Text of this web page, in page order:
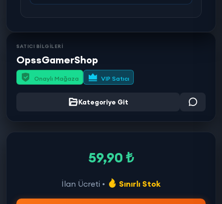
SATICI BİLGİLERİ
OpssGamerShop
Onaylı Mağaza VIP Satıcı
Kategoriye Git
59,90 ₺
İlan Ücreti • Sınırlı Stok